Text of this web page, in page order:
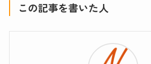
この記事を書いた人